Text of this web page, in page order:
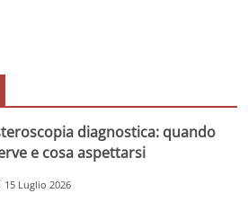
diagnostica: quando
e cosa aspettarsi
15 Luglio 2026